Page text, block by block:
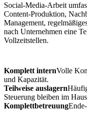
Social-Media-Arbeit
Content-Produktion,
Management,
nach Unternehmen eine
Vollzeitstellen.
Komplett internVolle
und Kapazität.
Teilweise auslagern
Steuerung bleiben im
Komplettbetreuung